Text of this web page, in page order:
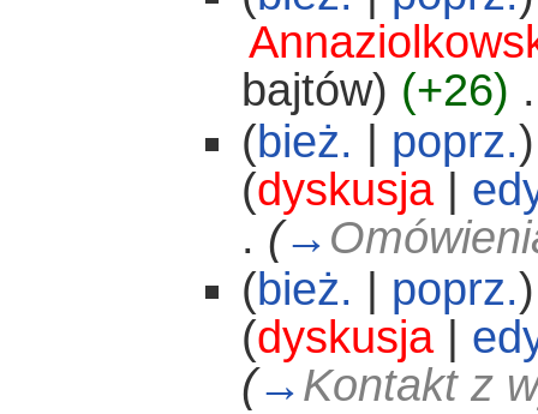
bajtów) (+26)
(bież. poprz.)
(dyskusja|
. (→
(bież. poprz.)
(dyskusja|
(→Kontakt z